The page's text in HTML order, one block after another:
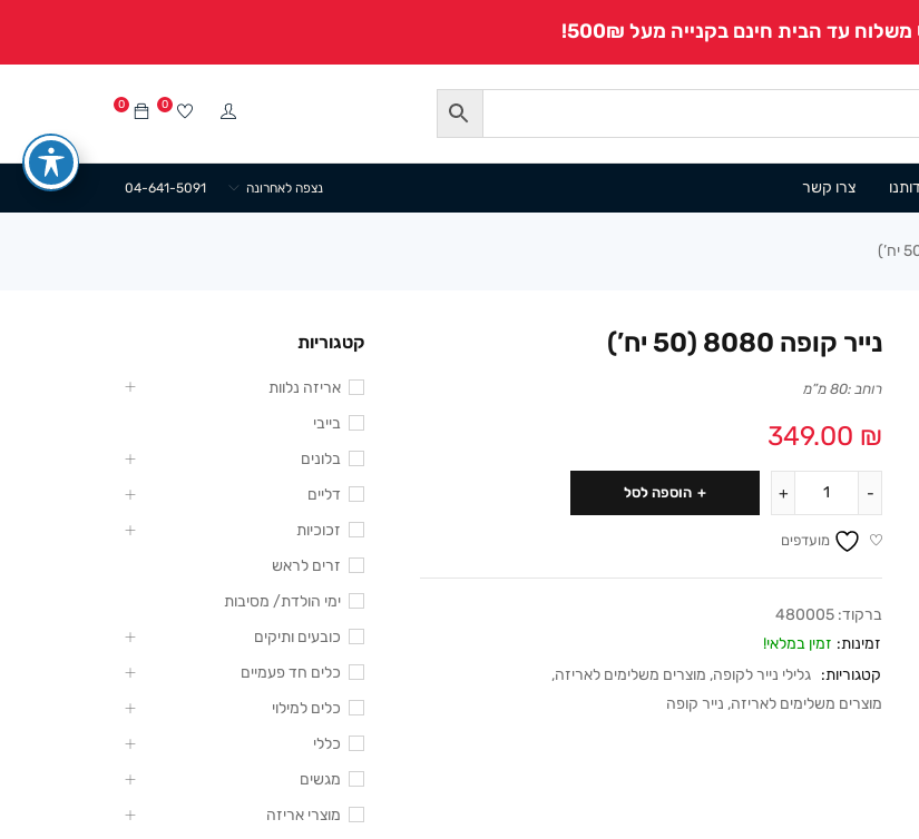
עד הבית חינם בקנייה מעל 500₪!
0 0
צרו קשר 04-641-5091 נצפה לאחרונה
נייר קופה 8080 (50 יח’)
רוחב :80 מ”מ
349.00 ₪
הוספה לסל
מועדפים
ברקוד: 480005
זמינות: זמין במלאי!
קטגוריות: גלילי נייר לקופה, מוצרים משלימים לאריזה,
מוצרים משלימים לאריזה, נייר קופה
קטגוריות
אריזה נלוות
בייבי
בלונים
דליים
זכוכיות
זרים לראש
ימי הולדת/ מסיבות
כובעים ותיקים
כלים חד פעמיים
כלים למילוי
כללי
מגשים
מוצרי אריזה